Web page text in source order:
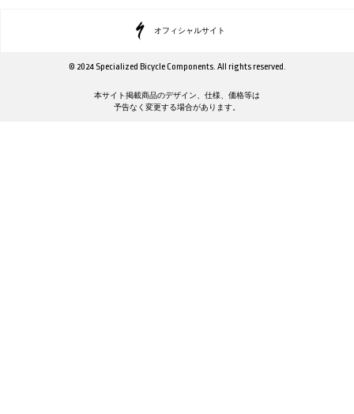
オフィシャルサイト
© 2024 Specialized Bicycle Components. All rights reserved.
本サイト掲載商品のデザイン、仕様、価格等は
予告なく変更する場合があります。